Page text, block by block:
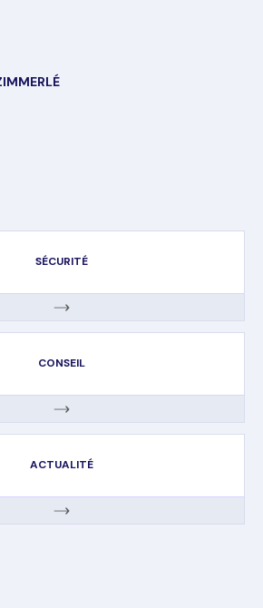
SÉCURITÉ
CONSEIL
ACTUALITÉ